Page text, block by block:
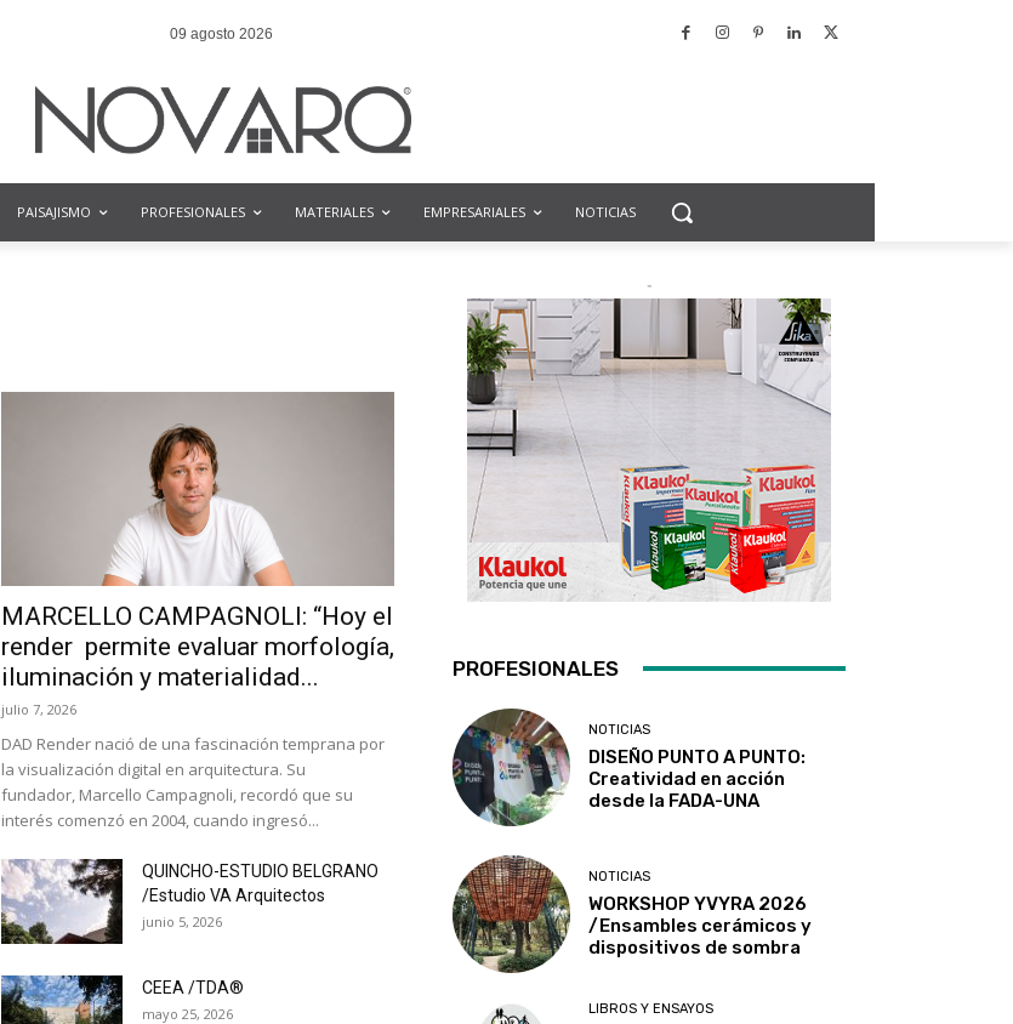
09 agosto 2026
PAISAJISMO PROFESIONALES MATERIALES EMPRESARIALES NOTICIAS
MARCELLO CAMPAGNOLI: “Hoy el
render permite evaluar morfología,
iluminación y materialidad...
julio 7, 2026
DAD Render nació de una fascinación temprana por
la visualización digital en arquitectura. Su
fundador, Marcello Campagnoli, recordó que su
interés comenzó en 2004, cuando ingresó...
QUINCHO-ESTUDIO BELGRANO
/Estudio VA Arquitectos
junio 5, 2026
CEEA /TDA®
mayo 25, 2026
-
PROFESIONALES
NOTICIAS
DISEÑO PUNTO A PUNTO:
Creatividad en acción
desde la FADA-UNA
NOTICIAS
WORKSHOP YVYRA 2026
/Ensambles cerámicos y
dispositivos de sombra
LIBROS Y ENSAYOS